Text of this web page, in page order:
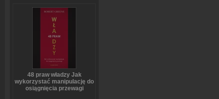
48 praw władzy Jak
wykorzystać manipulację do
osiągnięcia przewagi